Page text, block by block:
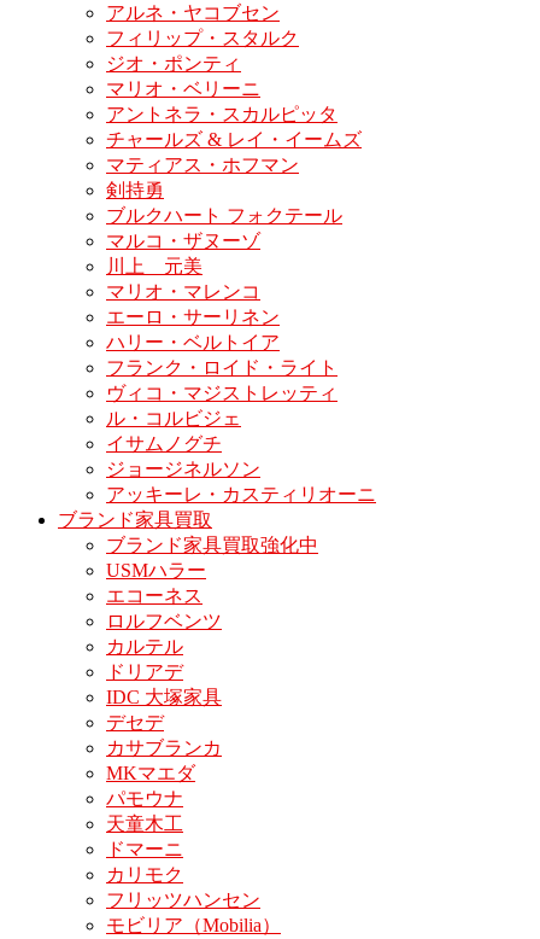
アルネ・ヤコブセン
フィリップ・スタルク
ジオ・ポンティ
マリオ・ベリーニ
アントネラ・スカルピッタ
チャールズ & レイ・イームズ
マティアス・ホフマン
剣持勇
ブルクハート フォクテール
マルコ・ザヌーゾ
川上 元美
マリオ・マレンコ
エーロ・サーリネン
ハリー・ベルトイア
フランク・ロイド・ライト
ヴィコ・マジストレッティ
ル・コルビジェ
イサムノグチ
ジョージネルソン
アッキーレ・カスティリオーニ
ブランド家具買取
ブランド家具買取強化中
USMハラー
エコーネス
ロルフベンツ
カルテル
ドリアデ
IDC 大塚家具
デセデ
カサブランカ
MKマエダ
パモウナ
天童木工
ドマーニ
カリモク
フリッツハンセン
モビリア（Mobilia）